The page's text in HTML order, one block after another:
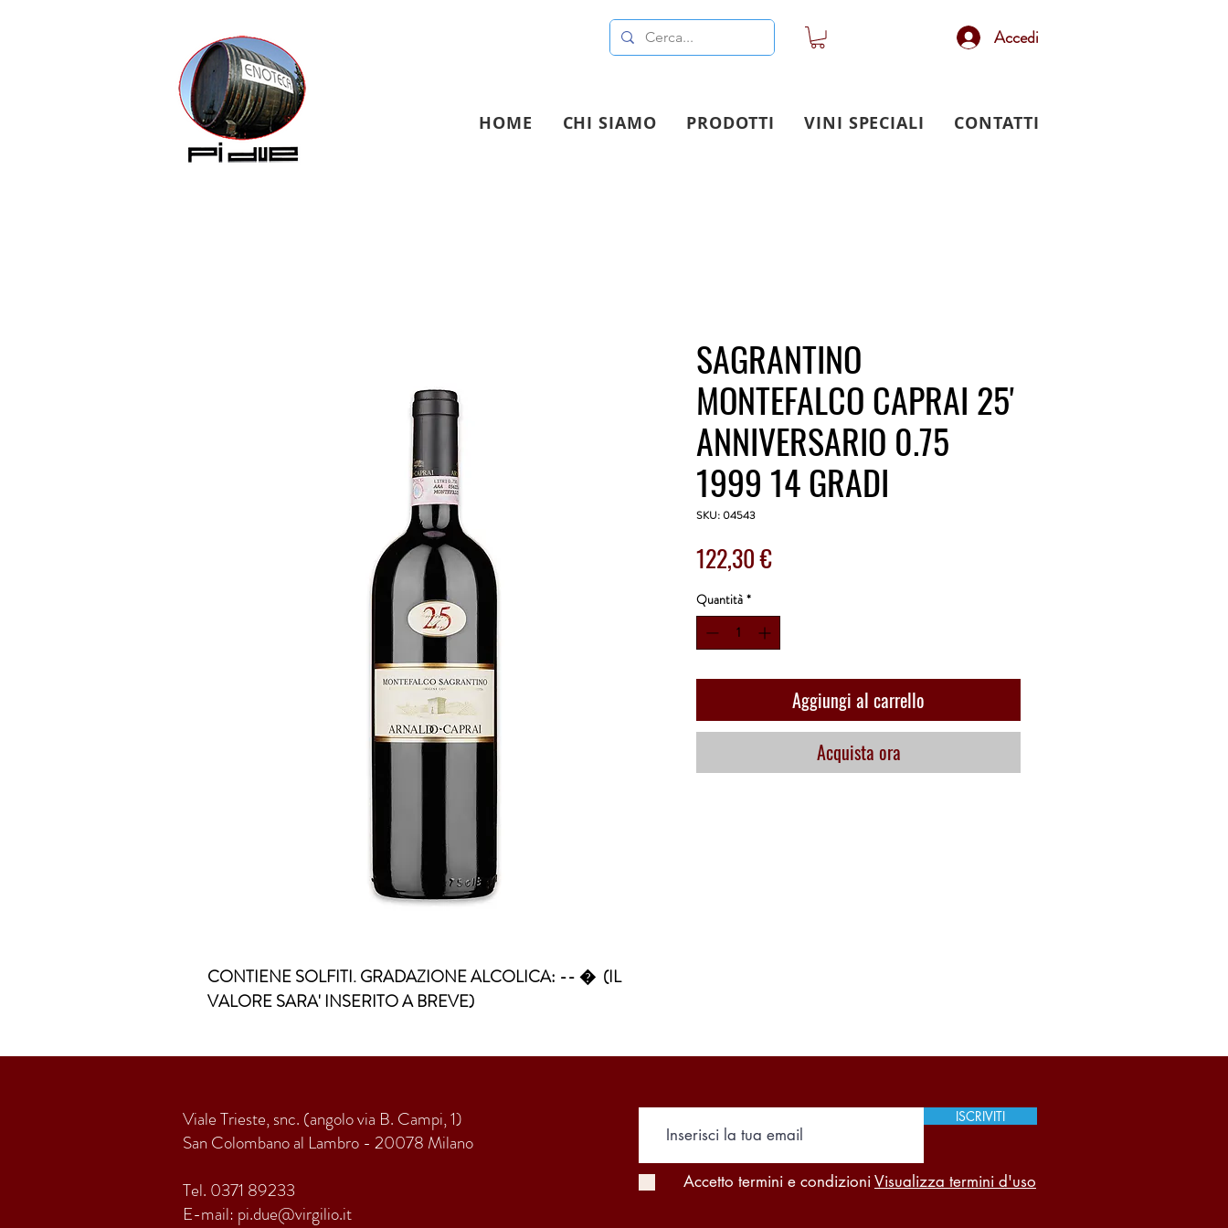
Accedi
HOME CHI SIAMO PRODOTTI VINI SPECIALI CONTATTI
CONTIENE SOLFITI. GRADAZIONE ALCOLICA: -- �  (IL
VALORE SARA' INSERITO A BREVE)
SAGRANTINO
MONTEFALCO CAPRAI 25'
ANNIVERSARIO 0.75
1999 14 GRADI
SKU: 04543
122,30 €Prezzo
Quantità *
Aggiungi al carrello
Acquista ora
Viale Trieste, snc. (angolo via B. Campi, 1)
San Colombano al Lambro - 20078 Milano
Tel. 0371 89233
E-mail: pi.due@virgilio.it
ISCRIVITI
Accetto termini e condizioni Visualizza termini d'uso